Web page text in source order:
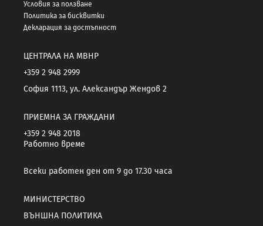
Условия за ползване
Политика за бисквитки
Декларация за достъпност
ЦЕНТРАЛА НА МВНР
+359 2 948 2999
София 1113, ул. Александър Жендов 2
ПРИЕМНА ЗА ГРАЖДАНИ
+359 2 948 2018
Работно време
Всеки работен ден от 9 до 17.30 часа
МИНИСТЕРСТВО
ВЪНШНА ПОЛИТИКА